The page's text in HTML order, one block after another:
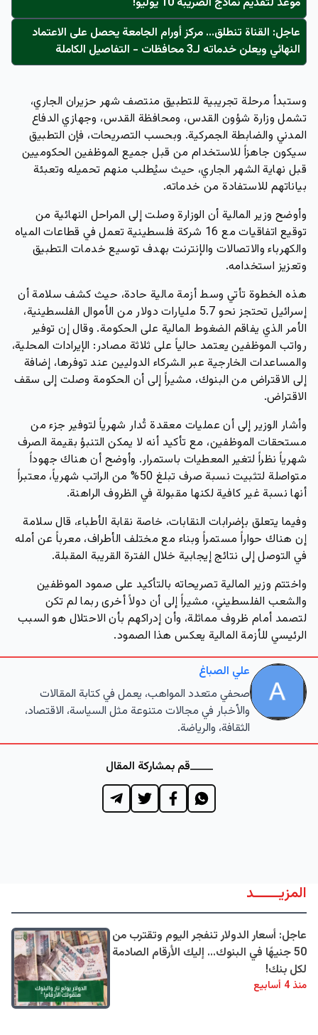
عاجل: القناة تنطلق... مركز أورام الجامعة يحصل على الاعتماد
النهائي ويعلن خدماته لـ3 محافظات - التفاصيل الكاملة
وستبدأ مرحلة تجريبية للتطبيق منتصف شهر حزيران الجاري،
تشمل وزارة شؤون القدس، ومحافظة القدس، وجهازي الدفاع
المدني والضابطة الجمركية. وبحسب التصريحات، فإن التطبيق
سيكون جاهزاً للاستخدام من قبل جميع الموظفين الحكوميين
قبل نهاية الشهر الجاري، حيث سيُطلب منهم تحميله وتعبئة
بياناتهم للاستفادة من خدماته.
وأوضح وزير المالية أن الوزارة وصلت إلى المراحل النهائية من
توقيع اتفاقيات مع 16 شركة فلسطينية تعمل في قطاعات المياه
والكهرباء والاتصالات والإنترنت بهدف توسيع خدمات التطبيق
وتعزيز استخدامه.
هذه الخطوة تأتي وسط أزمة مالية حادة، حيث كشف سلامة أن
إسرائيل تحتجز نحو 5.7 مليارات دولار من الأموال الفلسطينية،
الأمر الذي يفاقم الضغوط المالية على الحكومة. وقال إن توفير
رواتب الموظفين يعتمد حالياً على ثلاثة مصادر: الإيرادات المحلية،
والمساعدات الخارجية عبر الشركاء الدوليين عند توفرها، إضافة
إلى الاقتراض من البنوك، مشيراً إلى أن الحكومة وصلت إلى سقف
الاقتراض.
وأشار الوزير إلى أن عمليات معقدة تُدار شهرياً لتوفير جزء من
مستحقات الموظفين، مع تأكيد أنه لا يمكن التنبؤ بقيمة الصرف
شهرياً نظراً لتغير المعطيات باستمرار. وأوضح أن هناك جهوداً
متواصلة لتثبيت نسبة صرف تبلغ 50% من الراتب شهرياً، معتبراً
أنها نسبة غير كافية لكنها مقبولة في الظروف الراهنة.
وفيما يتعلق بإضرابات النقابات، خاصة نقابة الأطباء، قال سلامة
إن هناك حواراً مستمراً وبناء مع مختلف الأطراف، معرباً عن أمله
في التوصل إلى نتائج إيجابية خلال الفترة القريبة المقبلة.
واختتم وزير المالية تصريحاته بالتأكيد على صمود الموظفين
والشعب الفلسطيني، مشيراً إلى أن دولاً أخرى ربما لم تكن
لتصمد أمام ظروف مماثلة، وأن إدراكهم بأن الاحتلال هو السبب
الرئيسي للأزمة المالية يعكس هذا الصمود.
علي الصباغ
صحفي متعدد المواهب، يعمل في كتابة المقالات
والأخبار في مجالات متنوعة مثل السياسة، الاقتصاد،
الثقافة، والرياضة.
قم بمشاركة المقال
المزيــــــد
عاجل: أسعار الدولار تنفجر اليوم وتقترب من
50 جنيهًا في البنوك... إليك الأرقام الصادمة
لكل بنك!
منذ 4 أسابيع